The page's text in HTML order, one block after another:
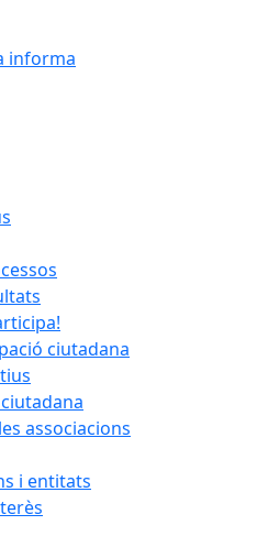
informa
ciutadana
associacions
i entitats